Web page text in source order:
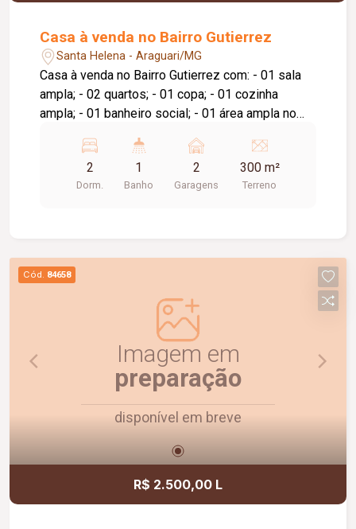
Casa à venda no Bairro Gutierrez
Santa Helena - Araguari/MG
Casa à venda no Bairro Gutierrez com: - 01 sala
ampla; - 02 quartos; - 01 copa; - 01 cozinha
ampla; - 01 banheiro social; - 01 área ampla no
garagem para 02 carros.
2
Dorm.
1
Banho
2
Garagens
300 m²
Terreno
Cód. 84658
Imagem em
preparação
disponível em breve
R$ 2.500,00 L